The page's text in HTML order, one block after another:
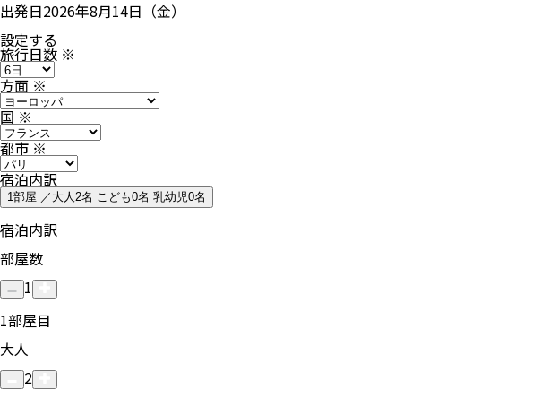
出発日2026年8月14日（金）
設定する
旅行日数 ※
方面※
国※
都市※
宿泊内訳
1部屋 ／大人2名 こども0名 乳幼児0名
宿泊内訳
部屋数
1
1部屋目
大人
2